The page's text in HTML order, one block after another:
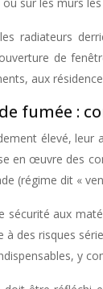
radiateurs
de
aux
fumée :
élevé,
en œuvre des
(régime dit «
aux
des risques
y